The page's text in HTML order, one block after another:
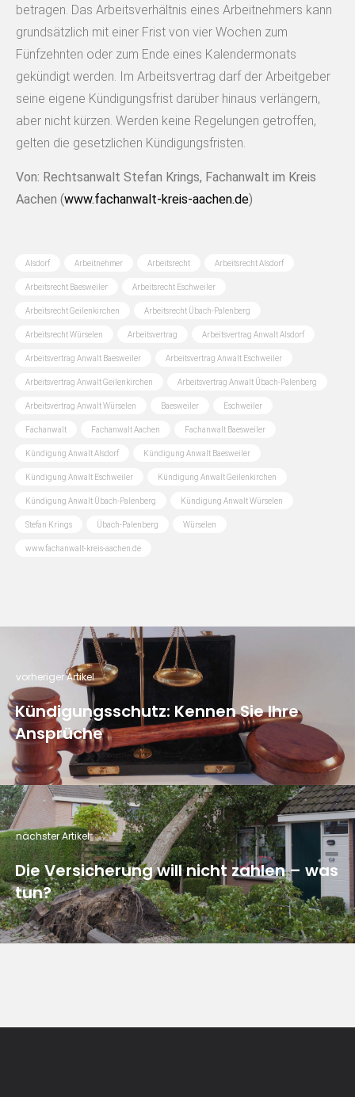
betragen. Das Arbeitsverhältnis eines Arbeitnehmers kann
grundsätzlich mit einer Frist von vier Wochen zum
Fünfzehnten oder zum Ende eines Kalendermonats
gekündigt werden. Im Arbeitsvertrag darf der Arbeitgeber
seine eigene Kündigungsfrist darüber hinaus verlängern,
aber nicht kürzen. Werden keine Regelungen getroffen,
gelten die gesetzlichen Kündigungsfristen.
Von: Rechtsanwalt Stefan Krings, Fachanwalt im Kreis
Aachen (www.fachanwalt-kreis-aachen.de)
Alsdorf Arbeitnehmer Arbeitsrecht Arbeitsrecht Alsdorf
Arbeitsrecht Baesweiler Arbeitsrecht Eschweiler
Arbeitsrecht Geilenkirchen Arbeitsrecht Übach-Palenberg
Arbeitsrecht Würselen Arbeitsvertrag Arbeitsvertrag Anwalt Alsdorf
Arbeitsvertrag Anwalt Baesweiler Arbeitsvertrag Anwalt Eschweiler
Arbeitsvertrag Anwalt Geilenkirchen Arbeitsvertrag Anwalt Übach-Palenberg
Arbeitsvertrag Anwalt Würselen Baesweiler Eschweiler
Fachanwalt Fachanwalt Aachen Fachanwalt Baesweiler
Kündigung Anwalt Alsdorf Kündigung Anwalt Baesweiler
Kündigung Anwalt Eschweiler Kündigung Anwalt Geilenkirchen
Kündigung Anwalt Übach-Palenberg Kündigung Anwalt Würselen
Stefan Krings Übach-Palenberg Würselen
www.fachanwalt-kreis-aachen.de
vorheriger Artikel
Kündigungsschutz: Kennen Sie Ihre
Ansprüche
nächster Artikel
Die Versicherung will nicht zahlen – was
tun?